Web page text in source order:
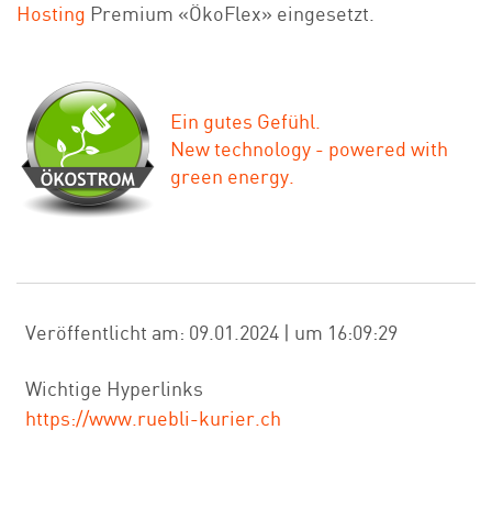
Hosting Premium «ÖkoFlex» eingesetzt.
Ein gutes Gefühl.
New technology - powered with
green energy.
Veröffentlicht am: 09.01.2024 | um 16:09:29
Wichtige Hyperlinks
https://www.ruebli-kurier.ch